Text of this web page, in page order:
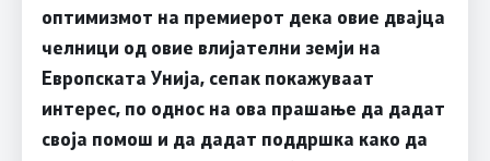
оптимизмот на премиерот дека овие двајца
челници од овие влијателни земји на
Европската Унија, сепак покажуваат
интерес, по однос на ова прашање да дадат
своја помош и да дадат поддршка како да